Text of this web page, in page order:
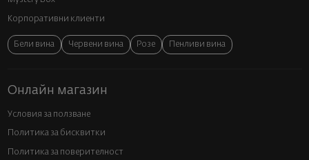
Корпоративни клиенти
Бели вина Червени вина Розе Пенливи вина
Онлайн магазин
Условия за ползване
Политика за бисквитки
Политика за поверителност